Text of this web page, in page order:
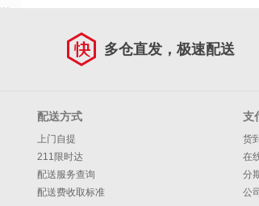
多仓直发，极速配送
配送方式
上门自提
211限时达
配送服务查询
配送费收取标准
支
货
在
分
公